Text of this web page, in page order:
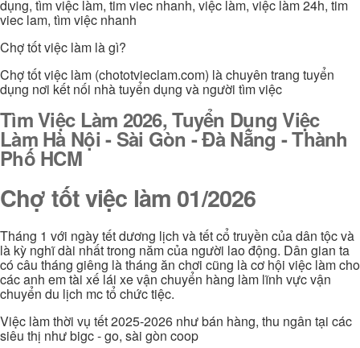
dụng, tìm việc làm, tim viec nhanh, việc làm, việc làm 24h, tim
viec lam, tìm việc nhanh
Chợ tốt việc làm là gì?
Chợ tốt việc làm (chototvieclam.com) là chuyên trang tuyển
dụng nơi kết nối nhà tuyển dụng và người tìm việc
Tìm Việc Làm 2026, Tuyển Dụng Việc
Làm Hà Nội - Sài Gòn - Đà Nẵng - Thành
Phố HCM
Chợ tốt việc làm 01/2026
Tháng 1 với ngày tết dương lịch và tết cổ truyền của dân tộc và
là kỳ nghĩ dài nhất trong năm của người lao động. Dân gian ta
có câu tháng giêng là tháng ăn chơi cũng là cơ hội việc làm cho
các anh em tài xế lái xe vận chuyển hàng làm lĩnh vực vận
chuyển du lịch mc tổ chức tiệc.
Việc làm thời vụ tết 2025-2026 như bán hàng, thu ngân tại các
siêu thị như bigc - go, sài gòn coop